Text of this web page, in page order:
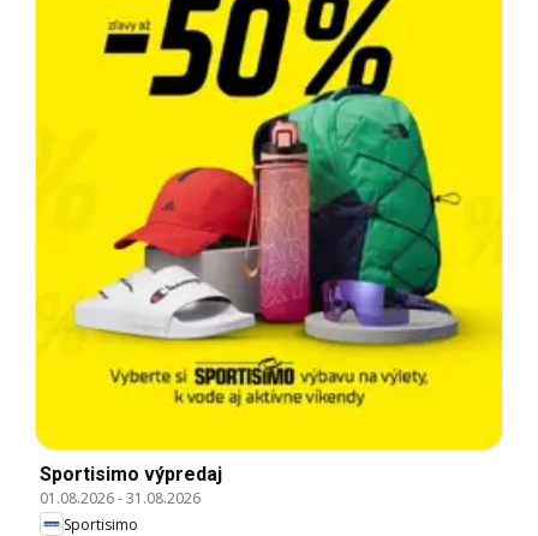
Sportisimo výpredaj
01.08.2026-31.08.2026
Sportisimo